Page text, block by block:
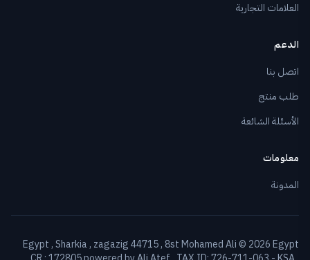
العلامات التجارية
الدعم
اتصل بنا
طلب منتج
الأسئلة الشائعة
معلومات
المدونة
Egypt , Sharkia , zagazig 44715 , 8st Mohamed Ali © 2026 Egypt